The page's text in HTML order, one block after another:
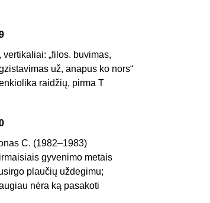
vertikaliai: „filos. buvimas,
už, anapus ko nors“
raidžių, pirma T
C. (1982–1983)
gyvenimo metais
plaučių uždegimu;
nėra ką pasakoti